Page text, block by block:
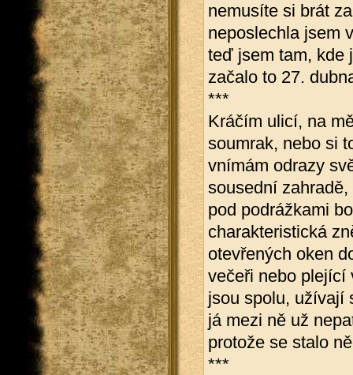
nemusíte si brát
neposlechla jsem
teď jsem tam, kde
začalo to 27.
***
Kráčím ulicí, na
soumrak, nebo si
vnímám odrazy
sousední
pod podrážkami
charakteristická
otevřených oken
večeři nebo
jsou spolu,
já mezi ně už
protože se stalo
***